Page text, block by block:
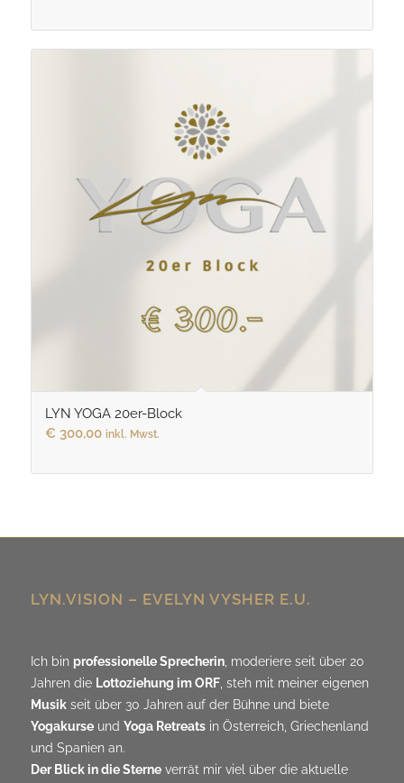
LYN YOGA 20er-Block
€ 300,00 inkl. Mwst.
LYN.VISION – EVELYN VYSHER E.U.
Ich bin professionelle Sprecherin, moderiere seit über 20
Jahren die Lottoziehung im ORF, steh mit meiner eigenen
Musikseit über 30 Jahren auf der Bühne und biete
Yogakurseund Yoga Retreatsin Österreich, Griechenland
und Spanien an.
Der Blick in die Sterneverrät mir viel über die aktuelle